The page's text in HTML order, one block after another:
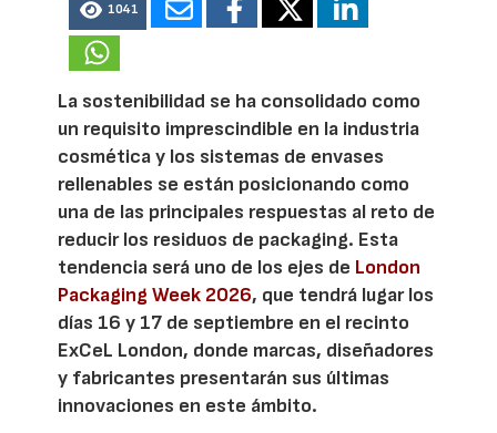
1041
La sostenibilidad se ha consolidado como
un requisito imprescindible en la industria
cosmética y los sistemas de envases
rellenables se están posicionando como
una de las principales respuestas al reto de
reducir los residuos de packaging. Esta
tendencia será uno de los ejes de London
Packaging Week 2026, que tendrá lugar los
días 16 y 17 de septiembre en el recinto
ExCeL London, donde marcas, diseñadores
y fabricantes presentarán sus últimas
innovaciones en este ámbito.